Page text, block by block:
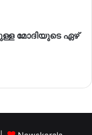
മോദിയുടെ ഏഴ്